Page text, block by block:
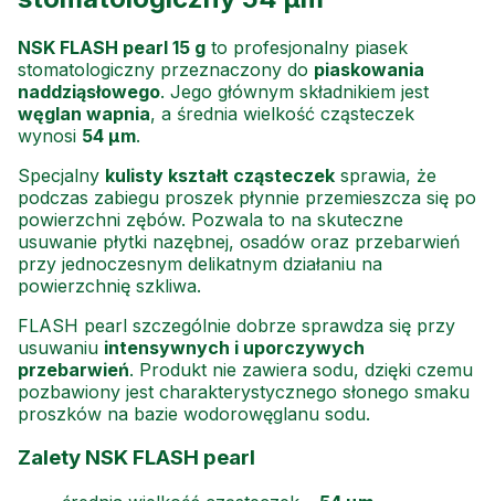
NSK FLASH pearl 15 g to profesjonalny piasek
stomatologiczny przeznaczony do piaskowania
naddziąsłowego. Jego głównym składnikiem jest
węglan wapnia, a średnia wielkość cząsteczek
wynosi 54 µm.
Specjalny kulisty kształt cząsteczek sprawia, że
podczas zabiegu proszek płynnie przemieszcza się po
powierzchni zębów. Pozwala to na skuteczne
usuwanie płytki nazębnej, osadów oraz przebarwień
przy jednoczesnym delikatnym działaniu na
powierzchnię szkliwa.
FLASH pearl szczególnie dobrze sprawdza się przy
usuwaniu intensywnych i uporczywych
przebarwień. Produkt nie zawiera sodu, dzięki czemu
pozbawiony jest charakterystycznego słonego smaku
proszków na bazie wodorowęglanu sodu.
Zalety NSK FLASH pearl